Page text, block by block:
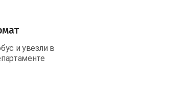
и увезли в